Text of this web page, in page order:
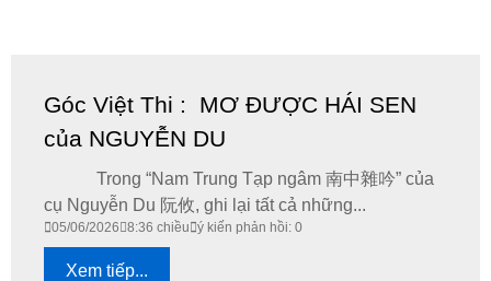
Góc Việt Thi : MƠ ĐƯỢC HÁI SEN
của NGUYỄN DU
Trong “Nam Trung Tạp ngâm 南中雜吟” của
cụ Nguyễn Du 阮攸, ghi lại tất cả những...
05/06/2026 8:36 chiều ý kiến phản hồi: 0
Xem tiếp...